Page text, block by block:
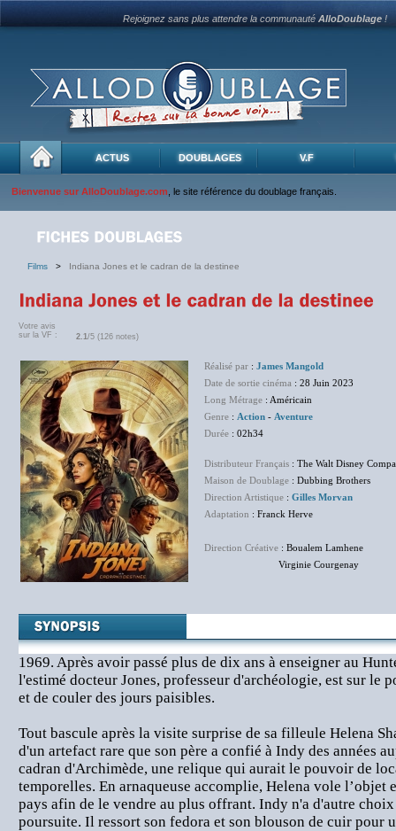
Rejoignez sans plus attendre la communautéAlloDoublage !
ACTUS DOUBLAGES V.F
Bienvenue sur AlloDoublage.com , le site référence du doublage français.
Films > Indiana Jones et le cadran de la destinee
Votre avis
sur la VF :
2.1/5 (126 notes)
Réalisé par : James Mangold
Date de sortie cinéma : 28 Juin 2023
Long Métrage : Américain
Genre : Action - Aventure
Durée : 02h34
Distributeur Français : The Walt Disney
Maison de Doublage : Dubbing Brothers
Direction Artistique : Gilles Morvan
Adaptation : Franck Herve
Direction Créative : Boualem Lamhene
Virginie Courgenay
1969. Après avoir passé plus de dix ans à enseigner au
l'estimé docteur Jones, professeur d'archéologie, est sur le
et de couler des jours paisibles.
Tout bascule après la visite surprise de sa filleule Helena
d'un artefact rare que son père a confié à Indy des années
cadran d'Archimède, une relique qui aurait le pouvoir de
temporelles. En arnaqueuse accomplie, Helena vole l’objet
pays afin de le vendre au plus offrant. Indy n'a d'autre choix
poursuite. Il ressort son fedora et son blouson de cuir pour